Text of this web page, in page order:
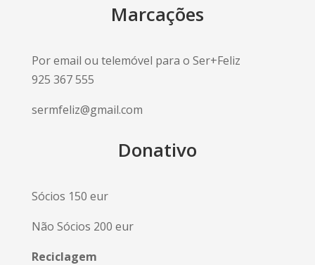
Marcações
Por email ou telemóvel para o Ser+Feliz
925 367 555
sermfeliz@gmail.com
Donativo
Sócios 150 eur
Não Sócios 200 eur
Reciclagem